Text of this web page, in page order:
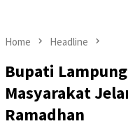
Home Headline
Bupati
Masyarakat
Ramadhan